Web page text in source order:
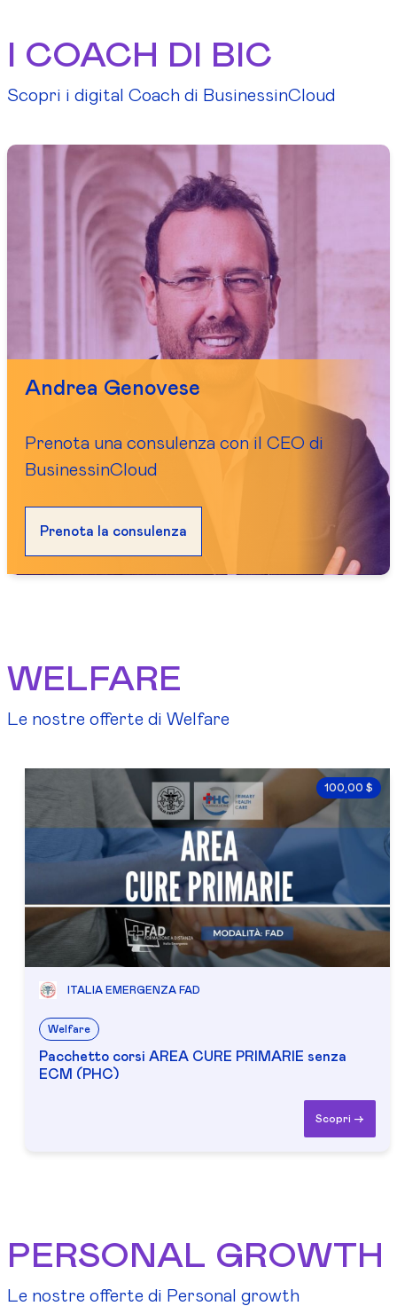
I COACH DI BIC
Scopri i digital Coach di BusinessinCloud
Andrea Genovese
Prenota una consulenza con il CEO di
BusinessinCloud
Prenota la consulenza
WELFARE
Le nostre offerte di Welfare
100,00 $
ITALIA EMERGENZA FAD
Welfare
Pacchetto corsi AREA CURE PRIMARIE senza
ECM (PHC)
Scopri ->
PERSONAL GROWTH
Le nostre offerte di Personal growth